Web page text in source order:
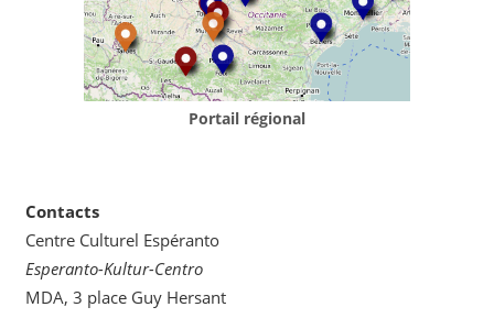
Portail régional
Contacts
Centre Culturel Espéranto
Esperanto-Kultur-Centro
MDA, 3 place Guy Hersant